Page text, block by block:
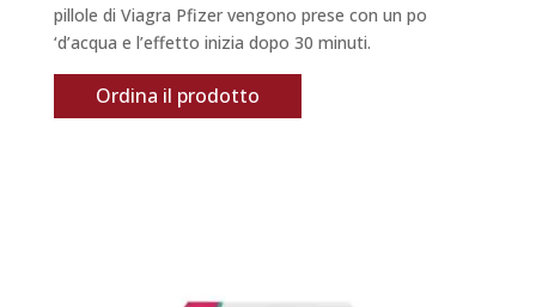
pillole di Viagra Pfizer vengono prese con un po
‘d’acqua e l’effetto inizia dopo 30 minuti.
Ordina il prodotto